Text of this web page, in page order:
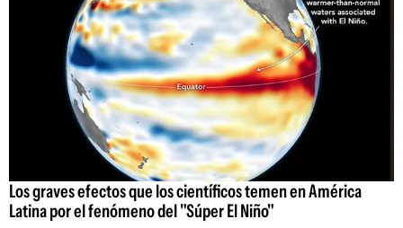
Los graves efectos que los científicos temen en América
Latina por el fenómeno del "Súper El Niño"